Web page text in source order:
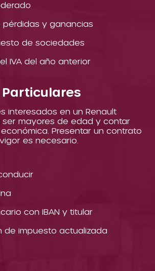
pérdidas y ganancias
de sociedades
IVA del año anterior
Particulares
interesados en un Renault
ser mayores de edad y contar
Presentar un contrato
es necesario.
con IBAN y titular
de impuesto actualizada